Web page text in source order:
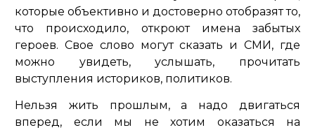
которые объективно и достоверно отобразят то,
что происходило, откроют имена забытых
героев. Свое слово могут сказать и СМИ, где
можно увидеть, услышать, прочитать
выступления историков, политиков.
Нельзя жить прошлым, а надо двигаться
вперед, если мы не хотим оказаться на